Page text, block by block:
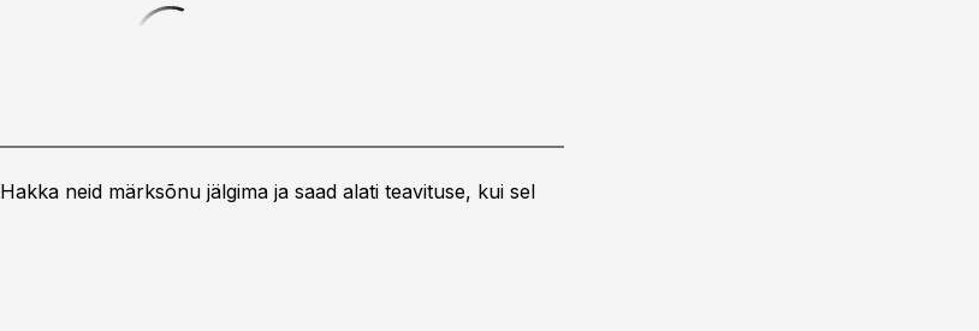
Hakka neid märksõnu jälgima ja saad alati teavituse, kui sel